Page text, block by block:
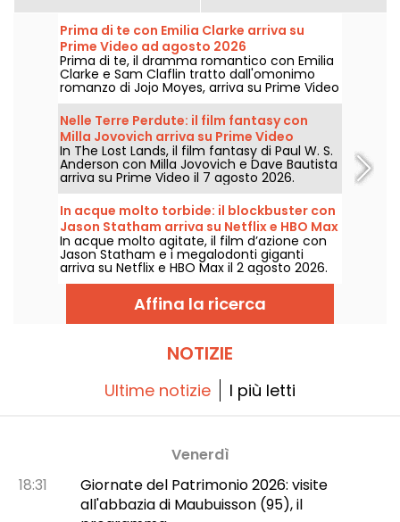
Prima di te con Emilia Clarke arriva su
Prime Video ad agosto 2026
Prima di te, il dramma romantico con Emilia
Clarke e Sam Claflin tratto dall'omonimo
romanzo di Jojo Moyes, arriva su Prime Video
il 1° agosto 2026.
Nelle Terre Perdute: il film fantasy con
Milla Jovovich arriva su Prime Video
In The Lost Lands, il film fantasy di Paul W. S.
Anderson con Milla Jovovich e Dave Bautista
arriva su Prime Video il 7 agosto 2026.
In acque molto torbide: il blockbuster con
Jason Statham arriva su Netflix e HBO Max
In acque molto agitate, il film d’azione con
Jason Statham e i megalodonti giganti
arriva su Netflix e HBO Max il 2 agosto 2026.
Affina la ricerca
NOTIZIE
Ultime notizie I più letti
Venerdì
18:31
Giornate del Patrimonio 2026: visite
all'abbazia di Maubuisson (95), il